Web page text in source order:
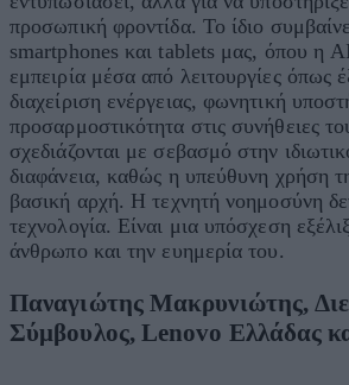
προσωπική φροντίδα. Το ίδιο
smartphones και tablets μας, όπου η AI
εμπειρία μέσα από λειτουργίες όπως
διαχείριση ενέργειας, φωνητική
προσαρμοστικότητα στις συνήθειες
σχεδιάζονται με σεβασμό στην
διαφάνεια, καθώς η υπεύθυνη χρήση
βασική αρχή. Η τεχνητή νοημοσύνη
τεχνολογία. Είναι μια υπόσχεση
άνθρωπο και την ευημερία του.
Παναγιώτης Μακρυνιώτης,
Σύμβουλος, Lenovo Ελλάδας